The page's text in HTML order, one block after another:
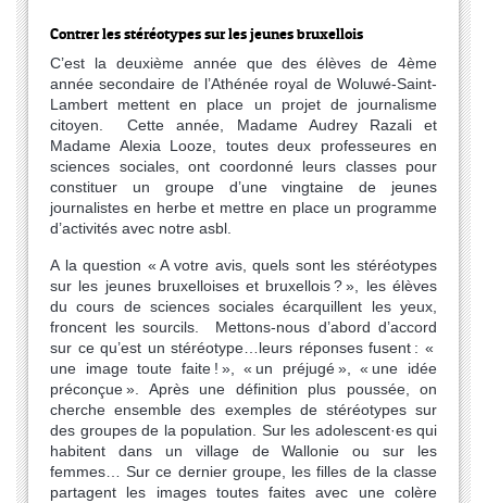
Contrer les stéréotypes sur les jeunes bruxellois
C’est la deuxième année que des élèves de 4ème
année secondaire de l’Athénée royal de Woluwé-Saint-
Lambert mettent en place un projet de journalisme
citoyen. Cette année, Madame Audrey Razali et
Madame Alexia Looze, toutes deux professeures en
sciences sociales, ont coordonné leurs classes pour
constituer un groupe d’une vingtaine de jeunes
journalistes en herbe et mettre en place un programme
d’activités avec notre asbl.
A la question « A votre avis, quels sont les stéréotypes
sur les jeunes bruxelloises et bruxellois ? », les élèves
du cours de sciences sociales écarquillent les yeux,
froncent les sourcils. Mettons-nous d’abord d’accord
sur ce qu’est un stéréotype…leurs réponses fusent : «
une image toute faite ! », « un préjugé », « une idée
préconçue ». Après une définition plus poussée, on
cherche ensemble des exemples de stéréotypes sur
des groupes de la population. Sur les adolescent·es qui
habitent dans un village de Wallonie ou sur les
femmes… Sur ce dernier groupe, les filles de la classe
partagent les images toutes faites avec une colère